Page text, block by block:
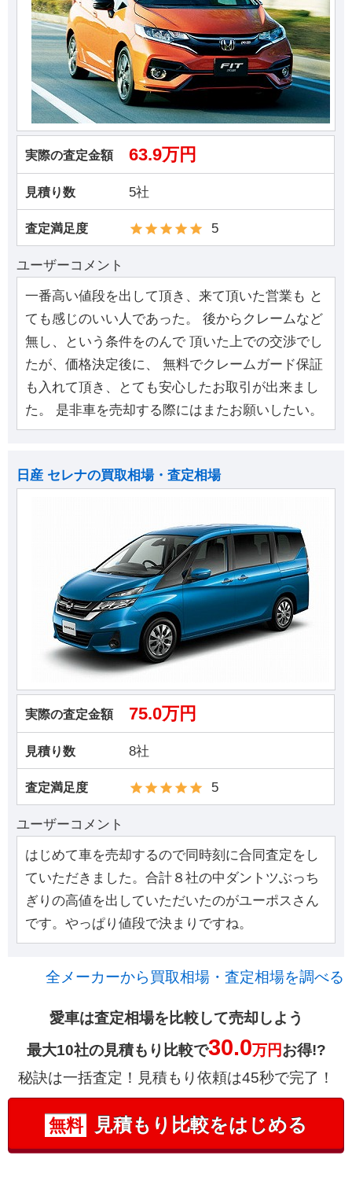
実際の査定金額 63.9万円
見積り数 5社
査定満足度 5
ユーザーコメント
一番高い値段を出して頂き、来て頂いた営業も と
ても感じのいい人であった。 後からクレームなど
無し、という条件をのんで 頂いた上での交渉でし
たが、価格決定後に、 無料でクレームガード保証
も入れて頂き、とても安心したお取引が出来まし
た。 是非車を売却する際にはまたお願いしたい。
日産 セレナの買取相場・査定相場
実際の査定金額 75.0万円
見積り数 8社
査定満足度 5
ユーザーコメント
はじめて車を売却するので同時刻に合同査定をし
ていただきました。合計８社の中ダントツぶっち
ぎりの高値を出していただいたのがユーポスさん
です。やっぱり値段で決まりですね。
全メーカーから買取相場・査定相場を調べる
愛車は査定相場を比較して売却しよう
最大10社の見積もり比較で30.0万円お得!?
秘訣は一括査定！見積もり依頼は45秒で完了！
無料 見積もり比較をはじめる